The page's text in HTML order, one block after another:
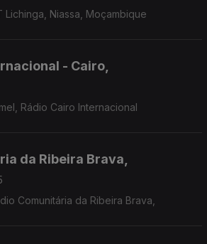
Lichinga, Niassa, Moçambique
- Cairo,
Rádio Cairo Internacional
da Ribeira Brava,
Comunitária da Ribeira Brava,